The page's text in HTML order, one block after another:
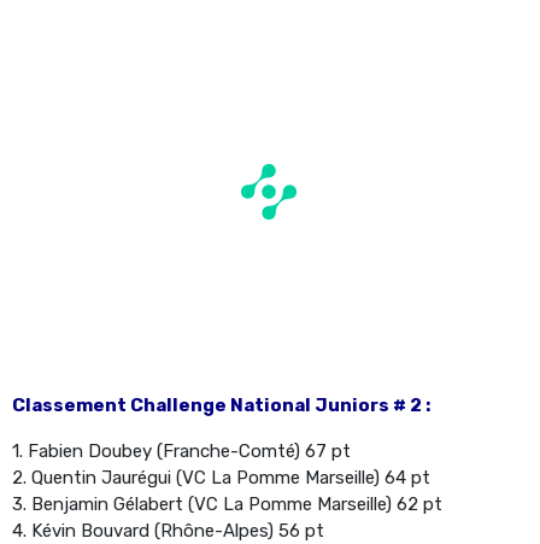
Classement Challenge National Juniors # 2 :
1. Fabien Doubey (Franche-Comté) 67 pt
2. Quentin Jaurégui (VC La Pomme Marseille) 64 pt
3. Benjamin Gélabert (VC La Pomme Marseille) 62 pt
4. Kévin Bouvard (Rhône-Alpes) 56 pt